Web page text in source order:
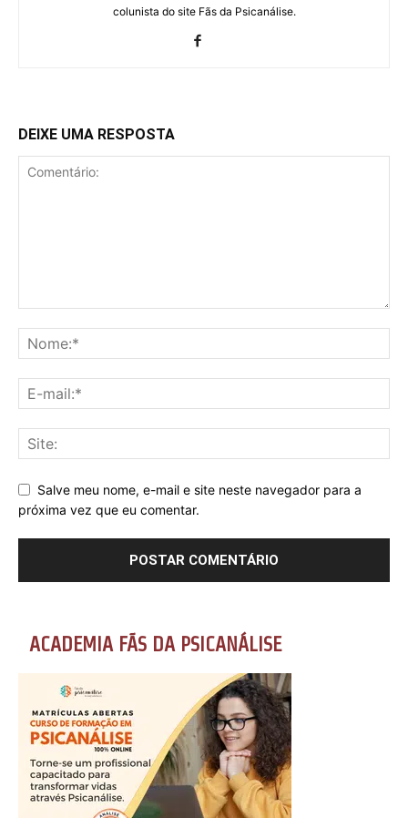
colunista do site Fãs da Psicanálise.
DEIXE UMA RESPOSTA
Salve meu nome, e-mail e site neste navegador para a
próxima vez que eu comentar.
ACADEMIA FÃS DA PSICANÁLISE